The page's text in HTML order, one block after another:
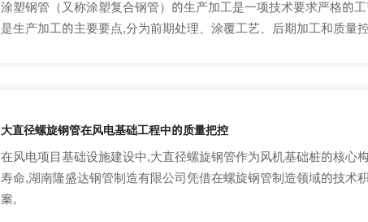
涂塑钢管（又称涂塑复合钢管）的生产加工是一项技术要求严格的
是生产加工的主要要点,分为前期处理、涂覆工艺、后期加工和质量
大直径螺旋钢管在风电基础工程中的质量把控
在风电项目基础设施建设中,大直径螺旋钢管作为风机基础桩的核
寿命,湖南隆盛达钢管制造有限公司凭借在螺旋钢管制造领域的技
案,